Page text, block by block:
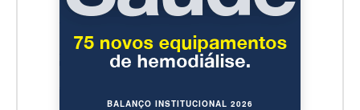
BALANÇO INSTITUCIONAL 2026